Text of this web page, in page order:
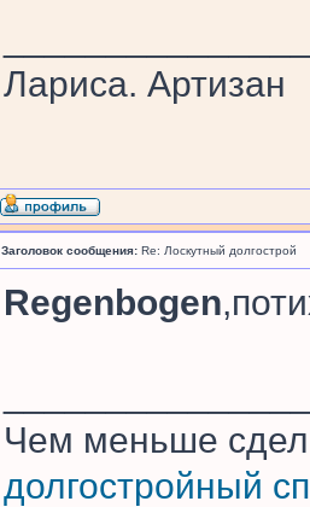
Лариса. Артизан
Заголовок сообщения: Re: Лоскутный долгострой
Regenbogen
Чем меньше
долгостройный